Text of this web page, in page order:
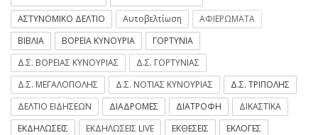
ΑΣΤΥΝΟΜΙΚΟ ΔΕΛΤΙΟ
Αυτοβελτίωση
ΑΦΙΕΡΩΜΑΤΑ
ΒΙΒΛΙΑ
ΒΟΡΕΙΑ ΚΥΝΟΥΡΙΑ
ΓΟΡΤΥΝΙΑ
Δ.Σ. ΒΟΡΕΙΑΣ ΚΥΝΟΥΡΙΑΣ
Δ.Σ. ΓΟΡΤΥΝΙΑΣ
Δ.Σ. ΜΕΓΑΛΟΠΟΛΗΣ
Δ.Σ. ΝΟΤΙΑΣ ΚΥΝΟΥΡΙΑΣ
Δ.Σ. ΤΡΙΠΟΛΗΣ
ΔΕΛΤΙΟ ΕΙΔΗΣΕΩΝ
ΔΙΑΔΡΟΜΕΣ ΔΙΑΤΡΟΦΗ
ΔΙΚΑΣΤΙΚΑ
ΕΚΔΗΛΩΣΕΙΣ
ΕΚΔΗΛΩΣΕΙΣ LIVE ΕΚΘΕΣΕΙΣ
ΕΚΛΟΓΕΣ